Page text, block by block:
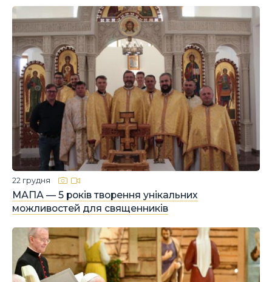
МАПА — 5 років творення унікальних
можливостей для священників
22 грудня